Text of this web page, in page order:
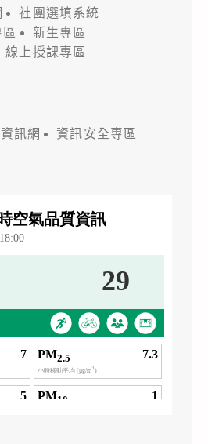
社團選填系統
新生專區
線上授課專區
訊網
資訊安全專區